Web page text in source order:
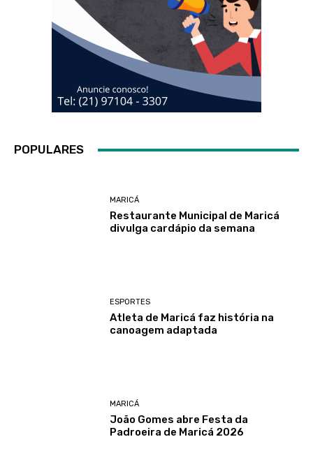
POPULARES
MARICÁ
Restaurante Municipal de Maricá
divulga cardápio da semana
ESPORTES
Atleta de Maricá faz história na
canoagem adaptada
MARICÁ
João Gomes abre Festa da
Padroeira de Maricá 2026